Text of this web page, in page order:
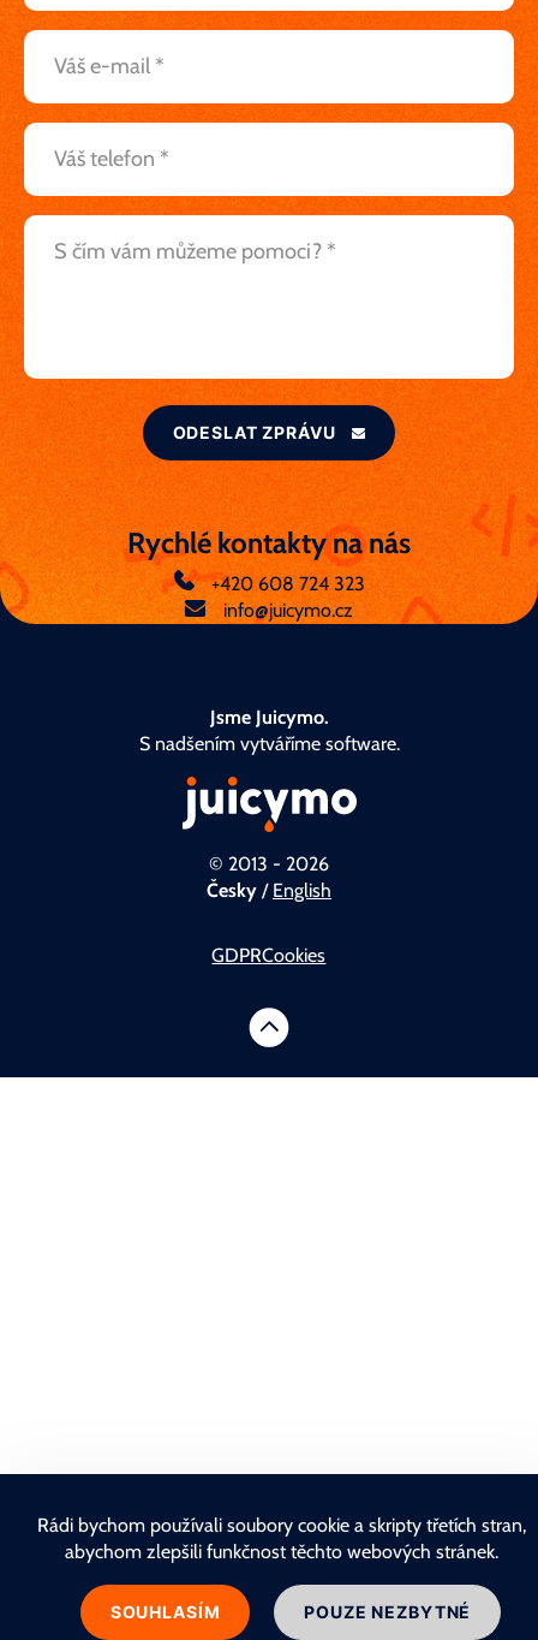
ODESLAT ZPRÁVU
Rychlé kontakty na nás
+420 608 724 323
info@juicymo.cz
GDPRCookies
Jsme Juicymo.
S nadšením vytváříme software.
© 2013 - 2026
Česky / English
Rádi bychom používali soubory cookie a skripty třetích stran,
abychom zlepšili funkčnost těchto webových stránek.
SOUHLASÍM POUZE NEZBYTNÉ